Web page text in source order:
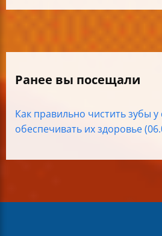
Ранее вы посещали
Как правильно чистить зубы у
обеспечивать их здоровье